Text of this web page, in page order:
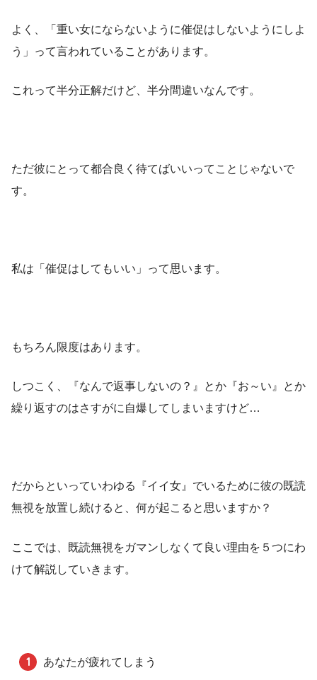
よく、「重い女にならないように催促はしないようにしよ
う」って言われていることがあります。
これって半分正解だけど、半分間違いなんです。
ただ彼にとって都合良く待てばいいってことじゃないで
す。
私は「催促はしてもいい」って思います。
もちろん限度はあります。
しつこく、『なんで返事しないの？』とか『お～い』とか
繰り返すのはさすがに自爆してしまいますけど…
だからといっていわゆる『イイ女』でいるために彼の既読
無視を放置し続けると、何が起こると思いますか？
ここでは、既読無視をガマンしなくて良い理由を５つにわ
けて解説していきます。
あなたが疲れてしまう